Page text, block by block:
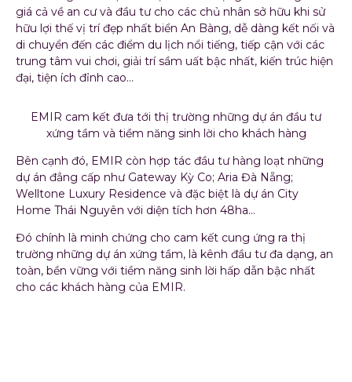
giá cả về an cư và đầu tư cho các chủ nhân sở hữu khi sử
hữu lợi thế vị trí đẹp nhất biển An Bàng, dễ dàng kết nối và
di chuyển đến các điểm du lịch nổi tiếng, tiếp cận với các
trung tâm vui chơi, giải trí sầm uất bậc nhất, kiến trúc hiện
đại, tiện ích đỉnh cao…
EMIR cam kết đưa tới thị trường những dự án đầu tư
xứng tầm và tiềm năng sinh lời cho khách hàng
Bên cạnh đó, EMIR còn hợp tác đầu tư hàng loạt những
dự án đẳng cấp như Gateway Kỳ Co; Aria Đà Nẵng;
Welltone Luxury Residence và đặc biệt là dự án City
Home Thái Nguyên với diện tích hơn 48ha…
Đó chính là minh chứng cho cam kết cung ứng ra thị
trường những dự án xứng tầm, là kênh đầu tư đa dạng, an
toàn, bền vững với tiềm năng sinh lời hấp dẫn bậc nhất
cho các khách hàng của EMIR.